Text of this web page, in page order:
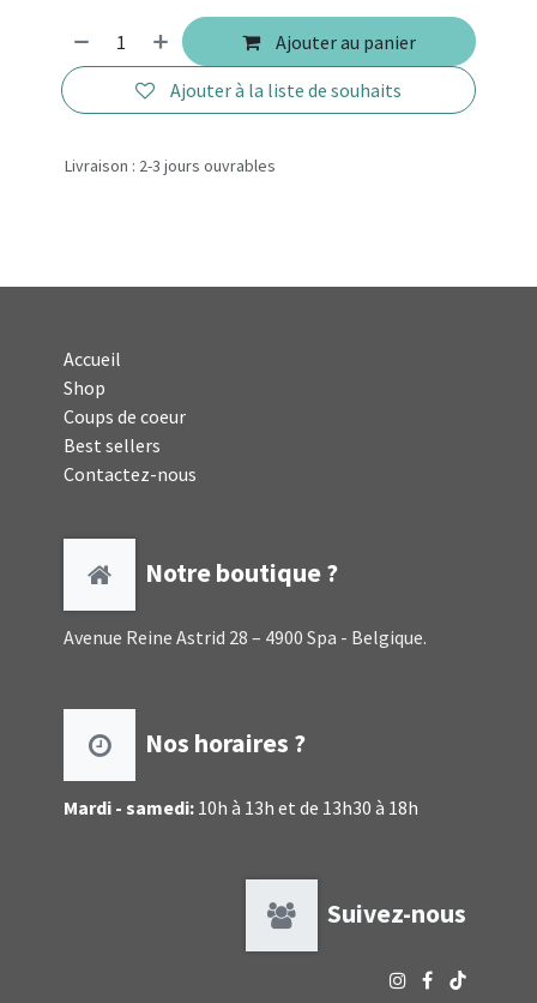
Ajouter au panier
Ajouter à la liste de souhaits
Livraison : 2-3 jours ouvrables
Accueil
Shop
Coups de coeur
Best sellers
Contactez-nous
Notre boutique ?
Avenue Reine Astrid 28 – 4900 Spa - Belgique.
Nos horaires ?
Mardi - samedi: 10h à 13h et de 13h30 à 18h
Suivez-nous